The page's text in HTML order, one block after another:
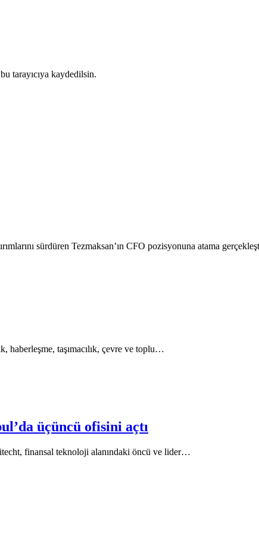
tarayıcıya kaydedilsin.
sürdüren Tezmaksan’ın CFO pozisyonuna atama
haberleşme, taşımacılık, çevre ve toplu…
üçüncü ofisini açtı
finansal teknoloji alanındaki öncü ve lider…